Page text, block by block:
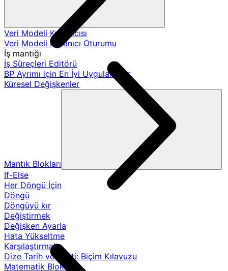
Veri Modeli Kullanıcısı
Veri Modeli Kullanıcı Oturumu
İş mantığı
İş Süreçleri Editörü
BP Ayrımı için En İyi Uygulamalar
Küresel Değişkenler
Mantık Blokları
If-Else
Her Döngü İçin
Döngü
Döngüyü kır
Değiştirmek
Değişken Ayarla
Hata Yükseltme
Karşılaştırmak
Dize Tarih ve Saati: Biçim Kılavuzu
Matematik Blokları